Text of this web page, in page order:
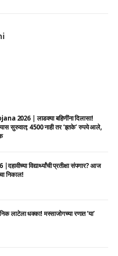
2026 | लाडक्या बहिणींना दिलासा!
सुरुवात; 4500 नाही तर ‘इतके’ रुपये आले,
विद्यार्थ्यांची प्रतीक्षा संपणार? आज
निकाल!
लाटेला धक्का! मस्साजोगच्या रणात ‘या’